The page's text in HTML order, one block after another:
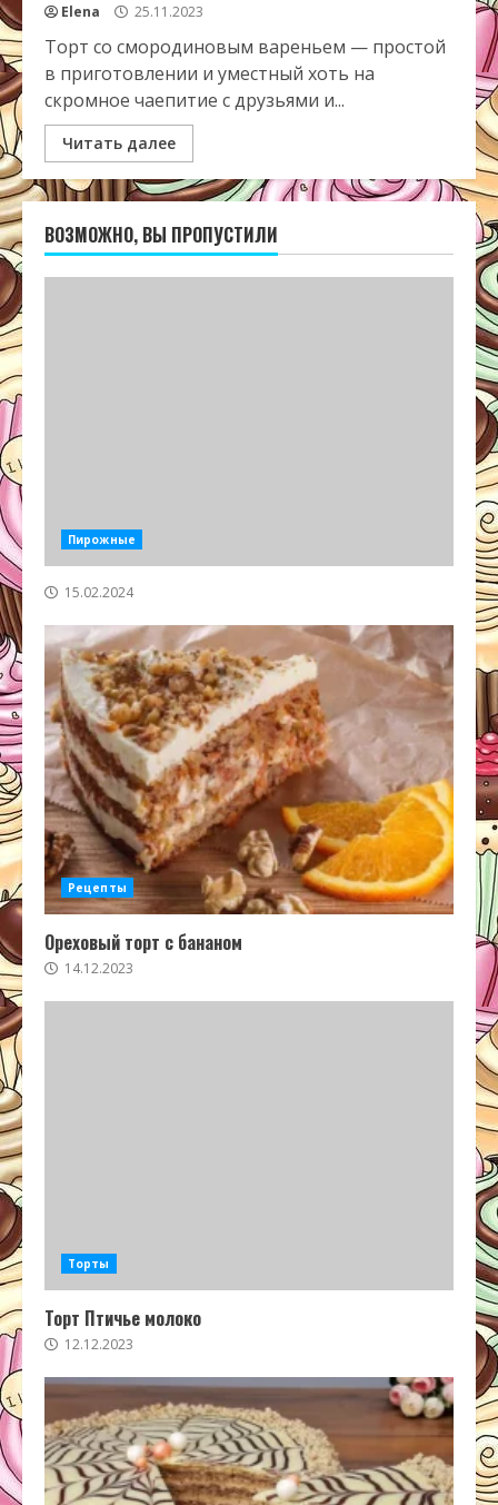
Elena 25.11.2023
Торт со смородиновым вареньем — простой
в приготовлении и уместный хоть на
скромное чаепитие с друзьями и...
Читать далее
ВОЗМОЖНО, ВЫ ПРОПУСТИЛИ
Пирожные
15.02.2024
Рецепты
Ореховый торт с бананом
14.12.2023
Торты
Торт Птичье молоко
12.12.2023